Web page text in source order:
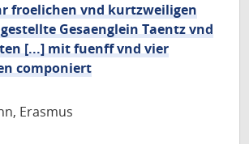
froelichen vnd kurtzweiligen
Gesaenglein Taentz vnd
[...] mit fuenff vnd vier
componiert
Erasmus